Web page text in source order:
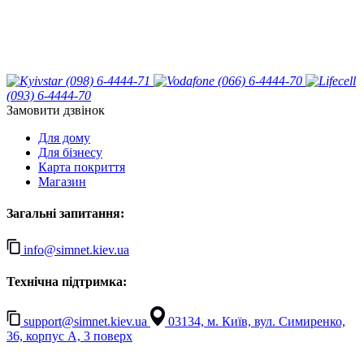
(098) 6-4444-71
(066) 6-4444-70
(093) 6-4444-70
Замовити дзвінок
Для дому
Для бізнесу
Карта покриття
Магазин
Загальні запитання:
info@simnet.kiev.ua
Технічна підтримка:
support@simnet.kiev.ua
03134, м. Київ, вул. Симиренко,
36, корпус А, 3 поверх